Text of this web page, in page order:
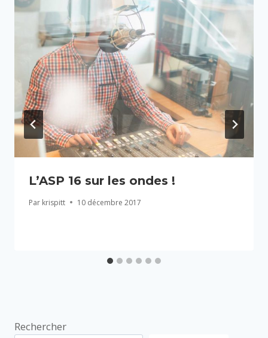
L’ASP 16 sur les ondes !
Par krispitt 10 décembre 2017
Rechercher